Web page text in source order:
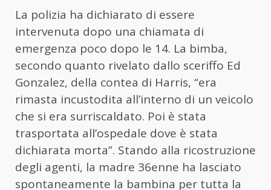
La polizia ha dichiarato di essere
intervenuta dopo una chiamata di
emergenza poco dopo le 14. La bimba,
secondo quanto rivelato dallo sceriffo Ed
Gonzalez, della contea di Harris, “era
rimasta incustodita all’interno di un veicolo
che si era surriscaldato. Poi è stata
trasportata all’ospedale dove è stata
dichiarata morta”. Stando alla ricostruzione
degli agenti, la madre 36enne ha lasciato
spontaneamente la bambina per tutta la